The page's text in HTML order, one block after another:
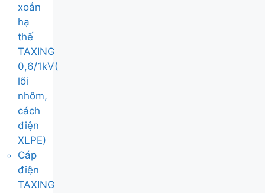
xoắn
hạ
thế
TAXING
0,6/1kV(
lõi
nhôm,
cách
điện
XLPE)
Cáp
điện
TAXING